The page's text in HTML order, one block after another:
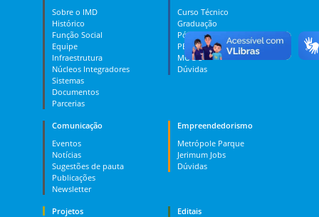
Sobre o IMD
Histórico
Função Social
Equipe
Infraestrutura
Núcleos Integradores
Sistemas
Documentos
Parcerias
Curso Técnico
Graduação
Pós-graduação
PES
MOOC
Dúvidas
Comunicação
Eventos
Notícias
Sugestões de pauta
Publicações
Newsletter
Empreendedorismo
Metrópole Parque
Jerimum Jobs
Dúvidas
Projetos
Editais